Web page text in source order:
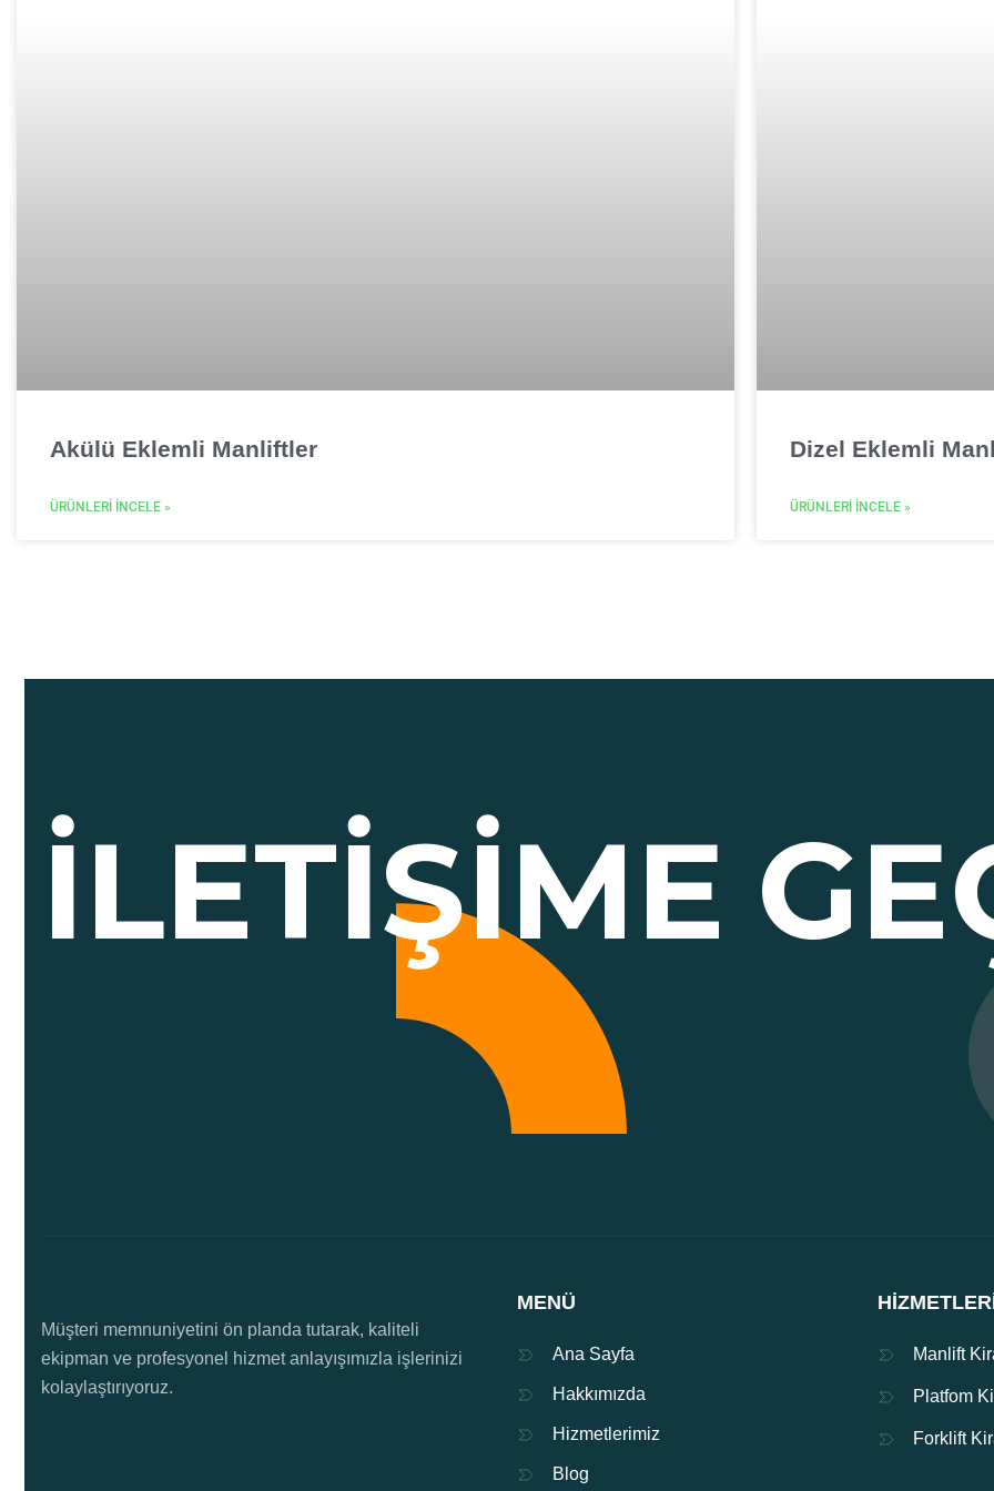
Akülü Eklemli Manliftler
ÜRÜNLERI İNCELE »
Dizel Eklemli
ÜRÜNLERI İNCELE »
İLETIŞIME
Müşteri memnuniyetini ön planda tutarak, kaliteli
ekipman ve profesyonel hizmet anlayışımızla işlerinizi
kolaylaştırıyoruz.
MENÜ
Ana Sayfa
Hakkımızda
Hizmetlerimiz
Blog
Manlift
Platfom
Forklift